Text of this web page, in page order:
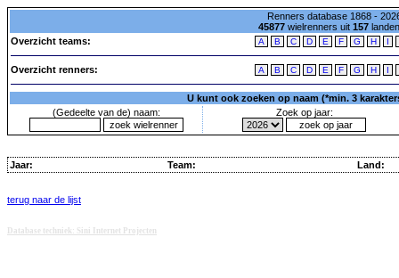
Renners database 1868 -
45877wielrenners uit 157
Overzicht teams:
A B C D E F G H I
Overzicht renners: A B C D E F G H I
U kunt ook zoeken op naam (*min. 3
(Gedeelte van de) naam:
Zoek op jaar:
Jaar: Team: Land:
terug naar de lijst
Database techniek: Sini Internet Projecten